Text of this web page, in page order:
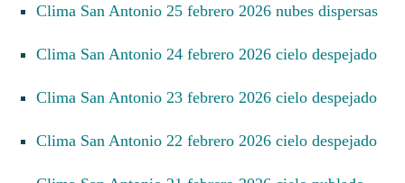
Clima San Antonio 25 febrero 2026 nubes dispersas
Clima San Antonio 24 febrero 2026 cielo despejado
Clima San Antonio 23 febrero 2026 cielo despejado
Clima San Antonio 22 febrero 2026 cielo despejado